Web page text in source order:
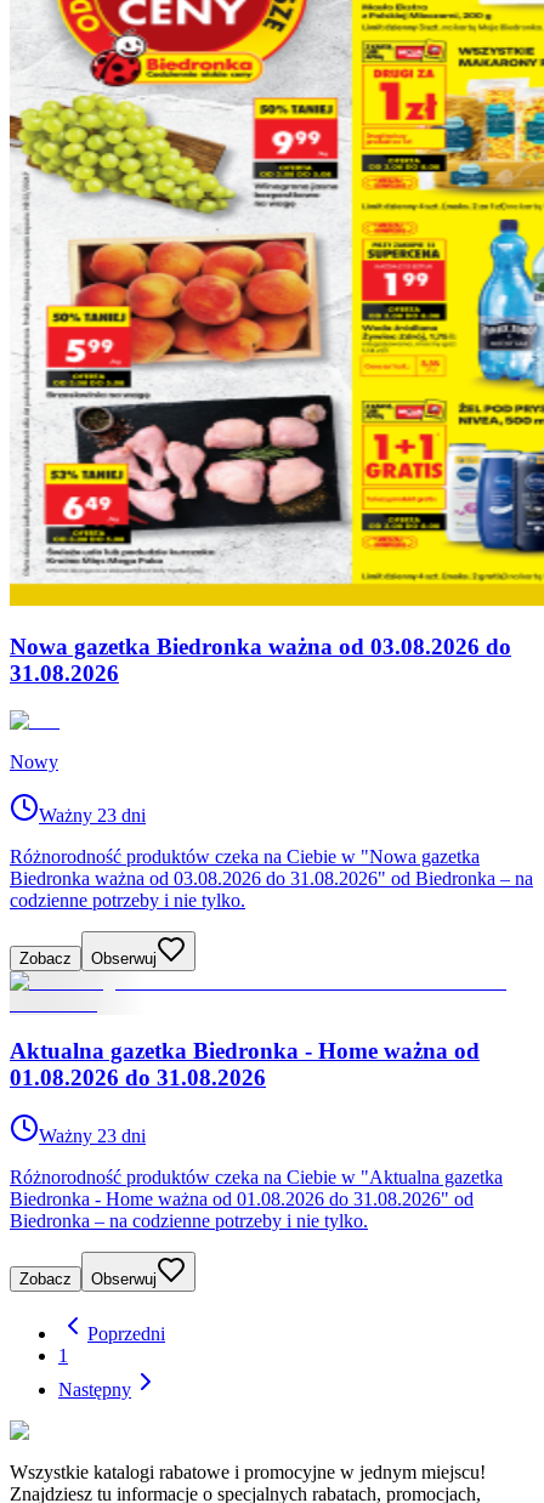
Nowa gazetka Biedronka ważna od 03.08.2026 do
31.08.2026
Nowy
Ważny 23 dni
Różnorodność produktów czeka na Ciebie w "Nowa gazetka
Biedronka ważna od 03.08.2026 do 31.08.2026" od Biedronka – na
codzienne potrzeby i nie tylko.
Zobacz Obserwuj
Aktualna gazetka Biedronka - Home ważna od
01.08.2026 do 31.08.2026
Ważny 23 dni
Różnorodność produktów czeka na Ciebie w "Aktualna gazetka
Biedronka - Home ważna od 01.08.2026 do 31.08.2026" od
Biedronka – na codzienne potrzeby i nie tylko.
Zobacz Obserwuj
Poprzedni
1
Następny
Wszystkie katalogi rabatowe i promocyjne w jednym miejscu!
Znajdziesz tu informacje o specjalnych rabatach, promocjach,